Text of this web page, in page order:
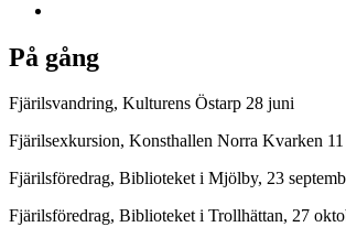
På gång
Fjärilsvandring, Kulturens Östarp 28 juni
Fjärilsexkursion, Konsthallen Norra Kvarken
Fjärilsföredrag, Biblioteket i Mjölby, 23
Fjärilsföredrag, Biblioteket i Trollhättan, 27